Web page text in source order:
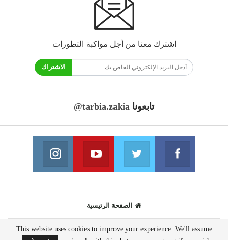
اشترك معنا من أجل مواكبة التطورات
الاشتراك
تابعونا @tarbia.zakia
فايسبوك
انضم الينا انضم الينا
يوتيوب
انضم الينا
الصفحة الرئيسية
© 2020 - جميع الحقوق محفوظة.
This website uses cookies to improve your experience. We'll assume